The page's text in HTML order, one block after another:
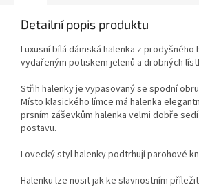
Detailní popis produktu
Luxusní bílá dámská halenka z prodyšného
vydařeným potiskem jelenů a drobných
Střih halenky je vypasovaný se spodní
Místo klasického límce má halenka
prsním záševkům halenka velmi dobře
postavu.
Lovecký styl halenky podtrhují parohové
Halenku lze nosit jak ke slavnostním